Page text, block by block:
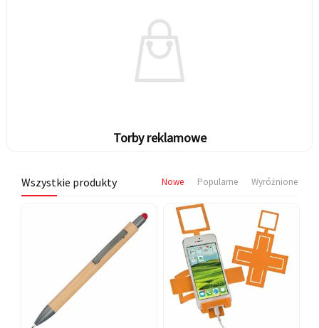
Torby reklamowe
Wszystkie produkty Nowe Popularne Wyróżnione